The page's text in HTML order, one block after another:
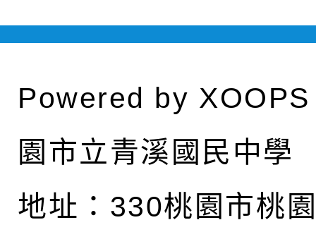
Powered by XOOPS
園市立青溪國民中學
地址： 330桃園市桃